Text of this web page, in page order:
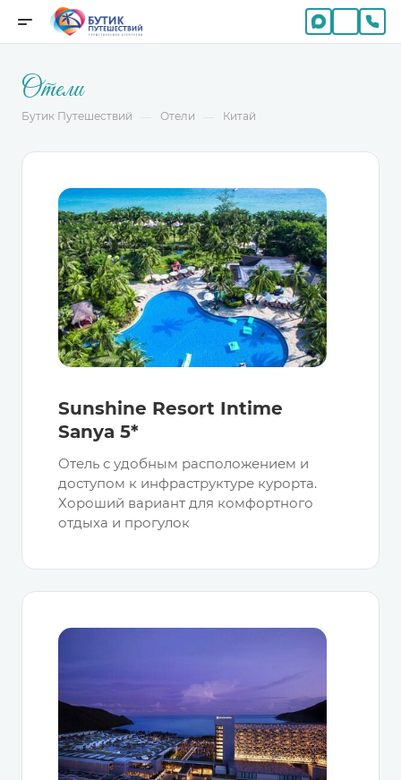
Отели
Бутик Путешествий Отели Китай
Sunshine Resort Intime
Sanya 5*
Отель с удобным расположением и
доступом к инфраструктуре курорта.
Хороший вариант для комфортного
отдыха и прогулок